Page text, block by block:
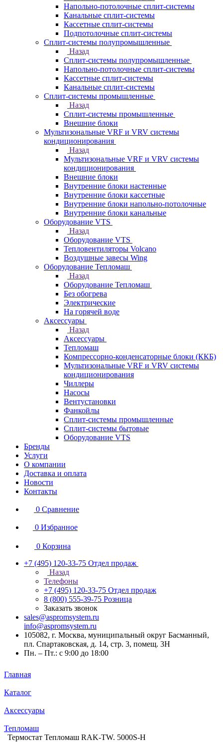
Напольно-потолочные сплит-системы
Канальные сплит-системы
Кассетные сплит-системы
Подпотолочные сплит-системы
Сплит-системы полупромышленные
Назад
Сплит-системы полупромышленные
Напольно-потолочные сплит-системы
Кассетные сплит-системы
Канальные сплит-системы
Сплит-системы промышленные
Назад
Сплит-системы промышленные
Внешние блоки
Мультизональные VRF и VRV системы
кондиционирования
Назад
Мультизональные VRF и VRV системы
кондиционирования
Внешние блоки
Внутренние блоки настенные
Внутренние блоки кассетные
Внутренние блоки напольно-потолочные
Внутренние блоки канальные
Оборудование VTS
Назад
Оборудование VTS
Тепловентиляторы Volcano
Воздушные завесы Wing
Оборудование Тепломаш
Назад
Оборудование Тепломаш
Без обогрева
Электрические
На горячей воде
Аксессуары
Назад
Аксессуары
Тепломаш
Компрессорно-конденсаторные блоки (ККБ)
Мультизональные VRF и VRV системы
кондиционирования
Чиллеры
Насосы
Вентустановки
Фанкойлы
Сплит-системы промышленные
Сплит-системы бытовые
Оборудование VTS
Бренды
Услуги
О компании
Доставка и оплата
Новости
Контакты
0 Сравнение
0 Избранное
0 Корзина
+7 (495) 120-33-75 Отдел продаж
Назад
Телефоны
+7 (495) 120-33-75 Отдел продаж
8 (800) 555-39-75 Розница
Заказать звонок
sales@aspromsystem.ru
info@aspromsystem.ru
105082, г. Москва, муниципальный округ Басманный,
пл. Спартаковская, д. 14, стр. 3, помещ. 3Н
Пн. – Пт.: с 9:00 до 18:00
Главная
Каталог
Аксессуары
Тепломаш
Термостат Тепломаш RAK-TW. 5000S-Н